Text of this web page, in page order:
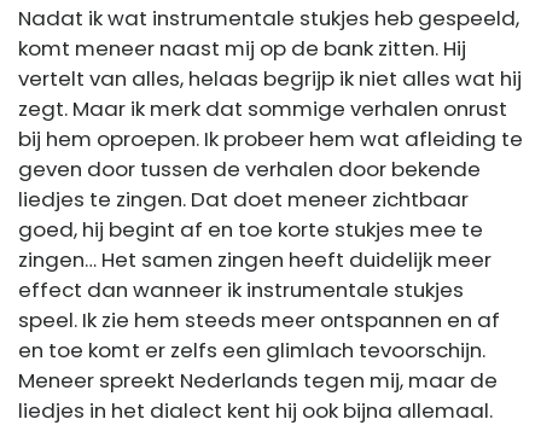
Nadat ik wat instrumentale stukjes heb gespeeld,
komt meneer naast mij op de bank zitten. Hij
vertelt van alles, helaas begrijp ik niet alles wat hij
zegt. Maar ik merk dat sommige verhalen onrust
bij hem oproepen. Ik probeer hem wat afleiding te
geven door tussen de verhalen door bekende
liedjes te zingen. Dat doet meneer zichtbaar
goed, hij begint af en toe korte stukjes mee te
zingen… Het samen zingen heeft duidelijk meer
effect dan wanneer ik instrumentale stukjes
speel. Ik zie hem steeds meer ontspannen en af
en toe komt er zelfs een glimlach tevoorschijn.
Meneer spreekt Nederlands tegen mij, maar de
liedjes in het dialect kent hij ook bijna allemaal.